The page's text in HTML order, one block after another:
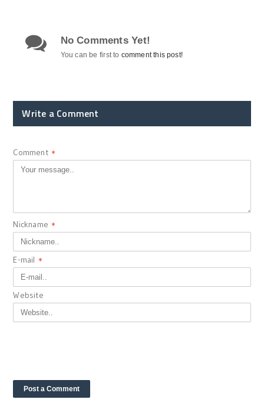
No Comments Yet!
You can be first to comment this post!
Write a Comment
Comment *
Nickname *
E-mail *
Website